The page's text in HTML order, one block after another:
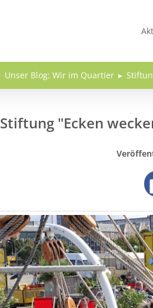
Unser Blog: Wir im Quartier
Stiftung "Ecken